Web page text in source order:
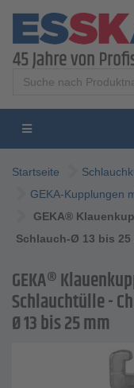
Startseite
GEKA-Kupplungen
GEKA®
Schlauch-Ø 13 bis 25
GEKA®
Schlauchtülle -
Ø 13 bis 25 mm